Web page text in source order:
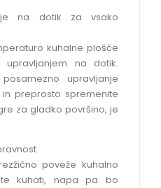
na dotik za vsako
kuhalne plošče
na dotik.
upravljanje
preprosto spremenite
za gladko površino, je
poveže kuhalno
kuhati, napa pa bo